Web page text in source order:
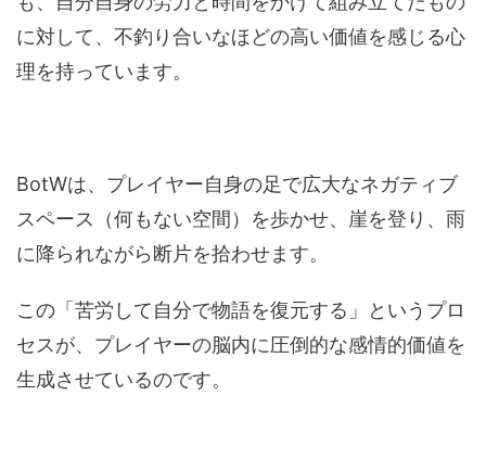
に対して、不釣り合いなほどの高い価値を感じる心
理を持っています。
BotWは、プレイヤー自身の足で広大なネガティブ
スペース（何もない空間）を歩かせ、崖を登り、雨
に降られながら断片を拾わせます。
この「苦労して自分で物語を復元する」というプロ
セスが、プレイヤーの脳内に圧倒的な感情的価値を
生成させているのです。